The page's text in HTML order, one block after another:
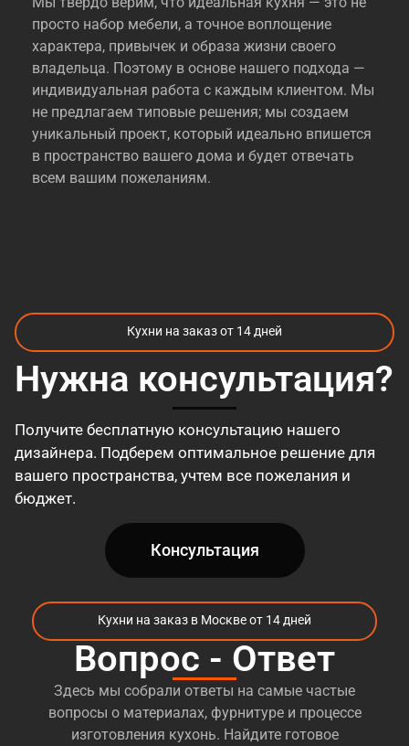
просто набор мебели, а точное воплощение
характера, привычек и образа жизни своего
владельца. Поэтому в основе нашего подхода —
индивидуальная работа с каждым клиентом. Мы
не предлагаем типовые решения; мы создаем
уникальный проект, который идеально впишется
в пространство вашего дома и будет отвечать
всем вашим пожеланиям.
на всех этапах:
Проектирование и дизайн.Наши дизайнеры
— не просто художники, а опытные
консультанты. Они помогут вам продумать
эргономику, грамотное зонирование и
органично интегрируют в проект всю
необходимую технику.
Производство.
материалы и надежную фурнитуру от
ведущих поставщиков. На собственном
производстве мы воплощаем дизайн-проект
чертежам и стандартам.
Монтаж.Нашу продукцию устанавливает
бригада профессиональных сборщиков с
многолетним опытом. Они бережно и точно
соберут вашу новую кухню, обеспечив ее
безупречный внешний вид и долговечность.
Кухни на заказ от 14 дней
Нужна консультация?
Получите бесплатную консультацию нашего
дизайнера. Подберем оптимальное решение для
вашего пространства, учтем все пожелания и
бюджет.
Консультация
Кухни на заказ в Москве от 14 дней
Вопрос - Ответ
Здесь мы собрали ответы на самые частые
вопросы о материалах, фурнитуре и процессе
изготовления кухонь. Найдите готовое